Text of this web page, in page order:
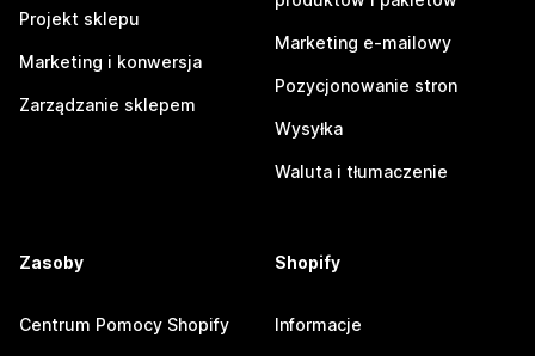
Projekt sklepu
Marketing i konwersja
Zarządzanie sklepem
Marketing e-mailowy
Pozycjonowanie stron
Wysyłka
Waluta i tłumaczenie
Zasoby
Centrum Pomocy Shopify
Shopify
Informacje